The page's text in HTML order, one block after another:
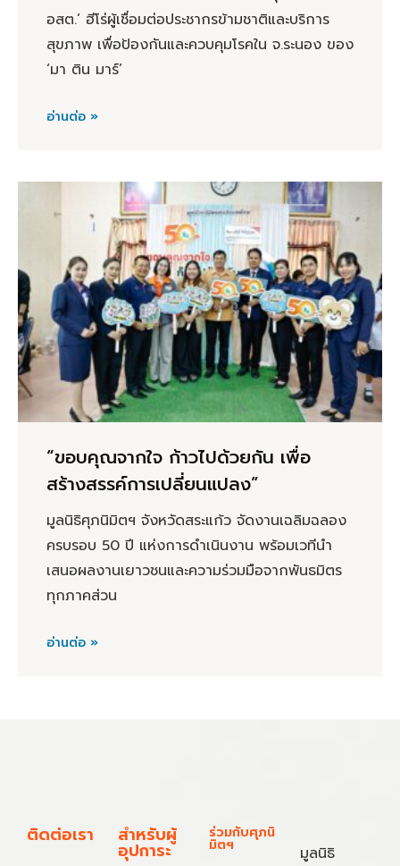
อสต.’ ฮีโร่ผู้เชื่อมต่อประชากรข้ามชาติและบริการ
สุขภาพ เพื่อป้องกันและควบคุมโรคใน จ.ระนอง ของ
‘มา ติน มาร์’
อ่านต่อ »
“ขอบคุณจากใจ ก้าวไปด้วยกัน เพื่อ
สร้างสรรค์การเปลี่ยนแปลง”
มูลนิธิศุภนิมิตฯ จังหวัดสระแก้ว จัดงานเฉลิมฉลอง
ครบรอบ 50 ปี แห่งการดำเนินงาน พร้อมเวทีนำ
เสนอผลงานเยาวชนและความร่วมมือจากพันธมิตร
ทุกภาคส่วน
อ่านต่อ »
ติดต่อเรา สำหรับผู้
อุปการะ
ร่วมกับศุภนิ
มิตฯ
มูลนิธิ